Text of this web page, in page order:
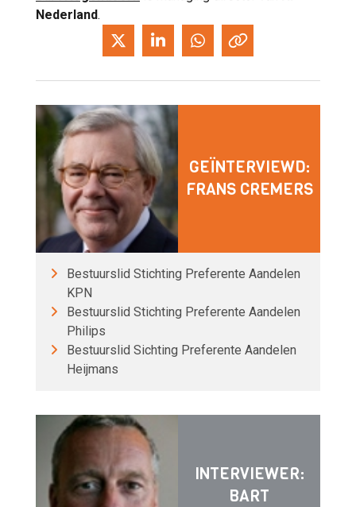
Nederland.
GEÏNTERVIEWD:
FRANS CREMERS
Bestuurslid Stichting Preferente Aandelen
KPN
Bestuurslid Stichting Preferente Aandelen
Philips
Bestuurslid Sichting Preferente Aandelen
Heijmans
INTERVIEWER:
BART